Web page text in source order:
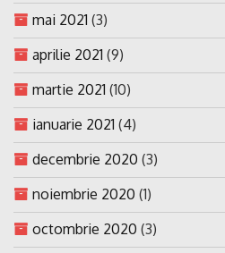
mai 2021 (3)
aprilie 2021 (9)
martie 2021 (10)
ianuarie 2021 (4)
decembrie 2020 (3)
noiembrie 2020 (1)
octombrie 2020 (3)